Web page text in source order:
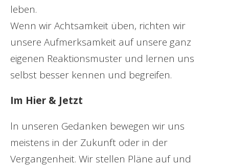
leben.
Wenn wir Achtsamkeit üben, richten wir
unsere Aufmerksamkeit auf unsere ganz
eigenen Reaktionsmuster und lernen uns
selbst besser kennen und begreifen.
Im Hier & Jetzt
ln unseren Gedanken bewegen wir uns
meistens in der Zukunft oder in der
Vergangenheit. Wir stellen Pläne auf und